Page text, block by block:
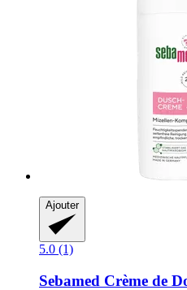
Ajouter
5.0 (1)
Sebamed Crème de